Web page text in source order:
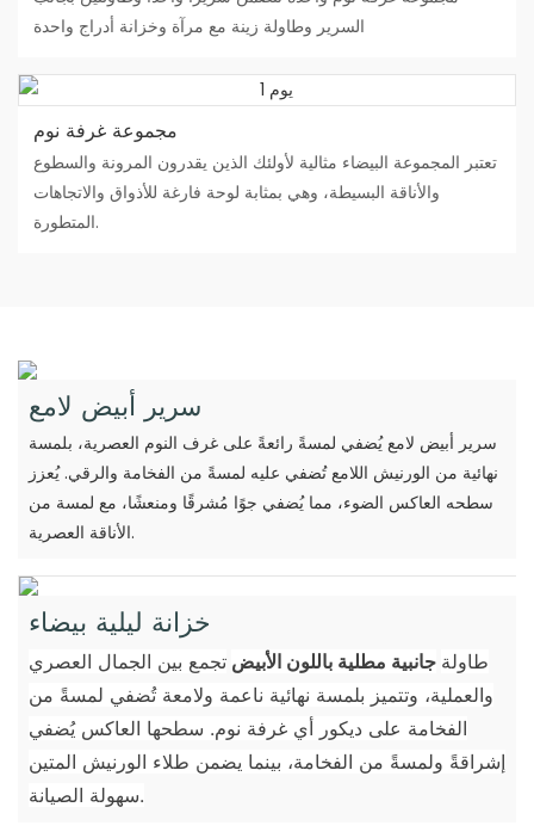
السرير وطاولة زينة مع مرآة وخزانة أدراج واحدة
مجموعة غرفة نوم
تعتبر المجموعة البيضاء مثالية لأولئك الذين يقدرون المرونة والسطوع
والأناقة البسيطة، وهي بمثابة لوحة فارغة للأذواق والاتجاهات
المتطورة.
سرير أبيض لامع
سرير أبيض لامع يُضفي لمسةً رائعةً على غرف النوم العصرية، بلمسة
نهائية من الورنيش اللامع تُضفي عليه لمسةً من الفخامة والرقي. يُعزز
سطحه العاكس الضوء، مما يُضفي جوًا مُشرقًا ومنعشًا، مع لمسة من
الأناقة العصرية.
خزانة ليلية بيضاء
طاولة جانبية مطلية باللون الأبيض تجمع بين الجمال العصري
والعملية، وتتميز بلمسة نهائية ناعمة ولامعة تُضفي لمسةً من
الفخامة على ديكور أي غرفة نوم. سطحها العاكس يُضفي
إشراقةً ولمسةً من الفخامة، بينما يضمن طلاء الورنيش المتين
سهولة الصيانة.